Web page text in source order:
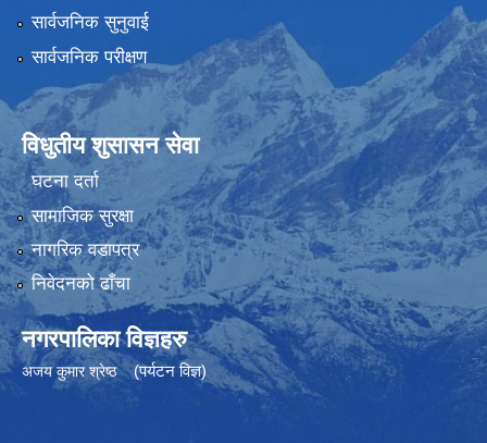
सार्वजनिक सुनुवाई
सार्वजनिक परीक्षण
विधुतीय शुसासन सेवा
घटना दर्ता
सामाजिक सुरक्षा
नागरिक वडापत्र
निवेदनको ढाँचा
नगरपालिका विज्ञहरु
अजय कुमार श्रेष्ठ (पर्यटन विज्ञ)